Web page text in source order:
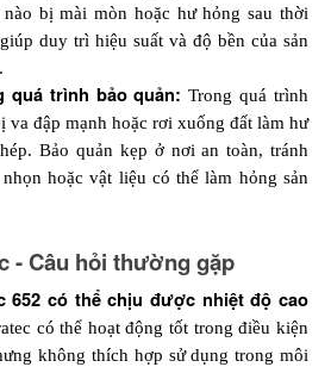
bị mài mòn hoặc hư hỏng sau thời
duy trì hiệu suất và độ bền của sản
quá trình bảo quản: Trong quá trình
va đập mạnh hoặc rơi xuống đất làm hư
Bảo quản kẹp ở nơi an toàn, tránh
hoặc vật liệu có thể làm hỏng sản
- Câu hỏi thường gặp
652 có thể chịu được nhiệt độ cao
có thể hoạt động tốt trong điều kiện
không thích hợp sử dụng trong môi